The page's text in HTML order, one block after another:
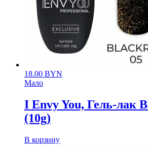
18.00 BYN
Мало
I Envy You, Гель-лак
(10g)
В корзину